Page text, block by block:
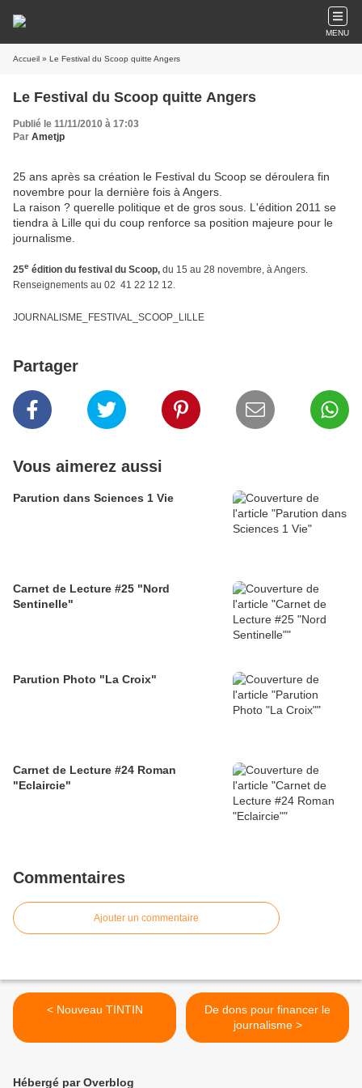
MENU
Accueil » Le Festival du Scoop quitte Angers
Le Festival du Scoop quitte Angers
Publié le 11/11/2010 à 17:03
Par Ametjp
25 ans après sa création le Festival du Scoop se déroulera fin
novembre pour la dernière fois à Angers.
La raison ? querelle politique et de gros sous. L'édition 2011 se
tiendra à Lille qui du coup renforce sa position majeure pour le
journalisme.
25e édition du festival du Scoop, du 15 au 28 novembre, à Angers.
Renseignements au 02 41 22 12 12.
JOURNALISME_FESTIVAL_SCOOP_LILLE
Partager
Vous aimerez aussi
Parution dans Sciences 1 Vie
Carnet de Lecture #25 "Nord
Sentinelle"
Parution Photo "La Croix"
Carnet de Lecture #24 Roman
"Eclaircie"
Commentaires
Ajouter un commentaire
< Nouveau TINTIN
De dons pour financer le
journalisme >
Hébergé par Overblog